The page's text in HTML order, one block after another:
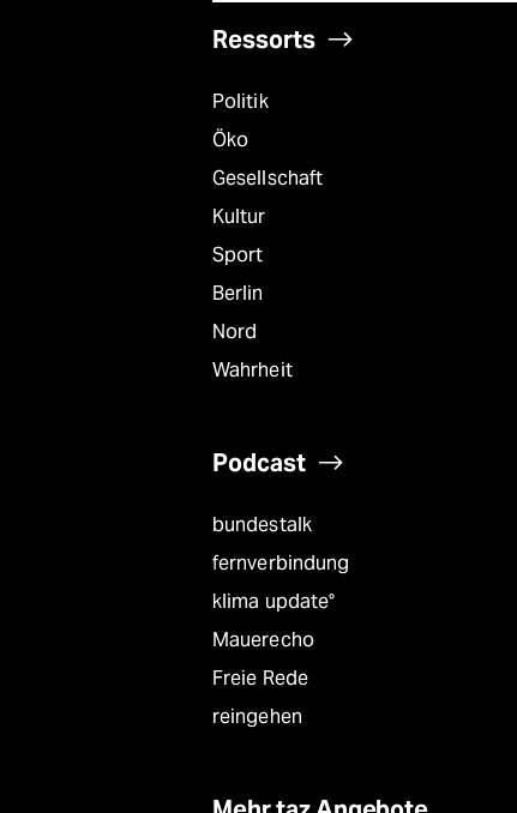
Ressorts
Politik
Öko
Gesellschaft
Kultur
Sport
Berlin
Nord
Wahrheit
Podcast
bundestalk
fernverbindung
klima update°
Mauerecho
Freie Rede
reingehen